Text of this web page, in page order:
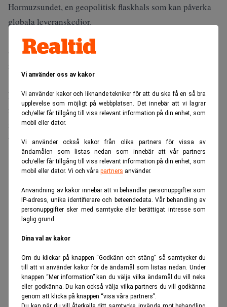
Vi använder oss av kakor
Vi använder kakor och liknande tekniker för att du ska få en så bra
upplevelse som möjligt på webbplatsen. Det innebär att vi lagrar
och/eller får tillgång till viss relevant information på din enhet, som
mobil eller dator.
Vi använder också kakor från olika partners för vissa av
ändamålen som listas nedan som innebär att vår partners
och/eller får tillgång till viss relevant information på din enhet, som
mobil eller dator. Vi och våra partners använder.
Användning av kakor innebär att vi behandlar personuppgifter som
IP-adress, unika identifierare och beteendedata. Vår behandling av
personuppgifter sker med samtycke eller berättigat intresse som
laglig grund.
Dina val av kakor
Om du klickar på knappen “Godkänn och stäng” så samtycker du
till att vi använder kakor för de ändamål som listas nedan. Under
knappen “Mer information” kan du välja vilka ändamål du vill neka
eller godkänna. Du kan också välja vilka partners du vill godkänna
genom att klicka på knappen “visa våra partners”.
Hormuzsundet, en geopolitisk flaskhals som kan påverka
globala leveranskedjor.
Samtidigt valde Kina att stoppa sina svavelsyraexporter i
maj, när marknaden stramades åt.
Den sköra situation som uppstått innebär att producenter
måste börja behandla syratillgång som en potentiell
flaskhals, istället för en billig vara med obegränsad
tillgång.
ANNONS